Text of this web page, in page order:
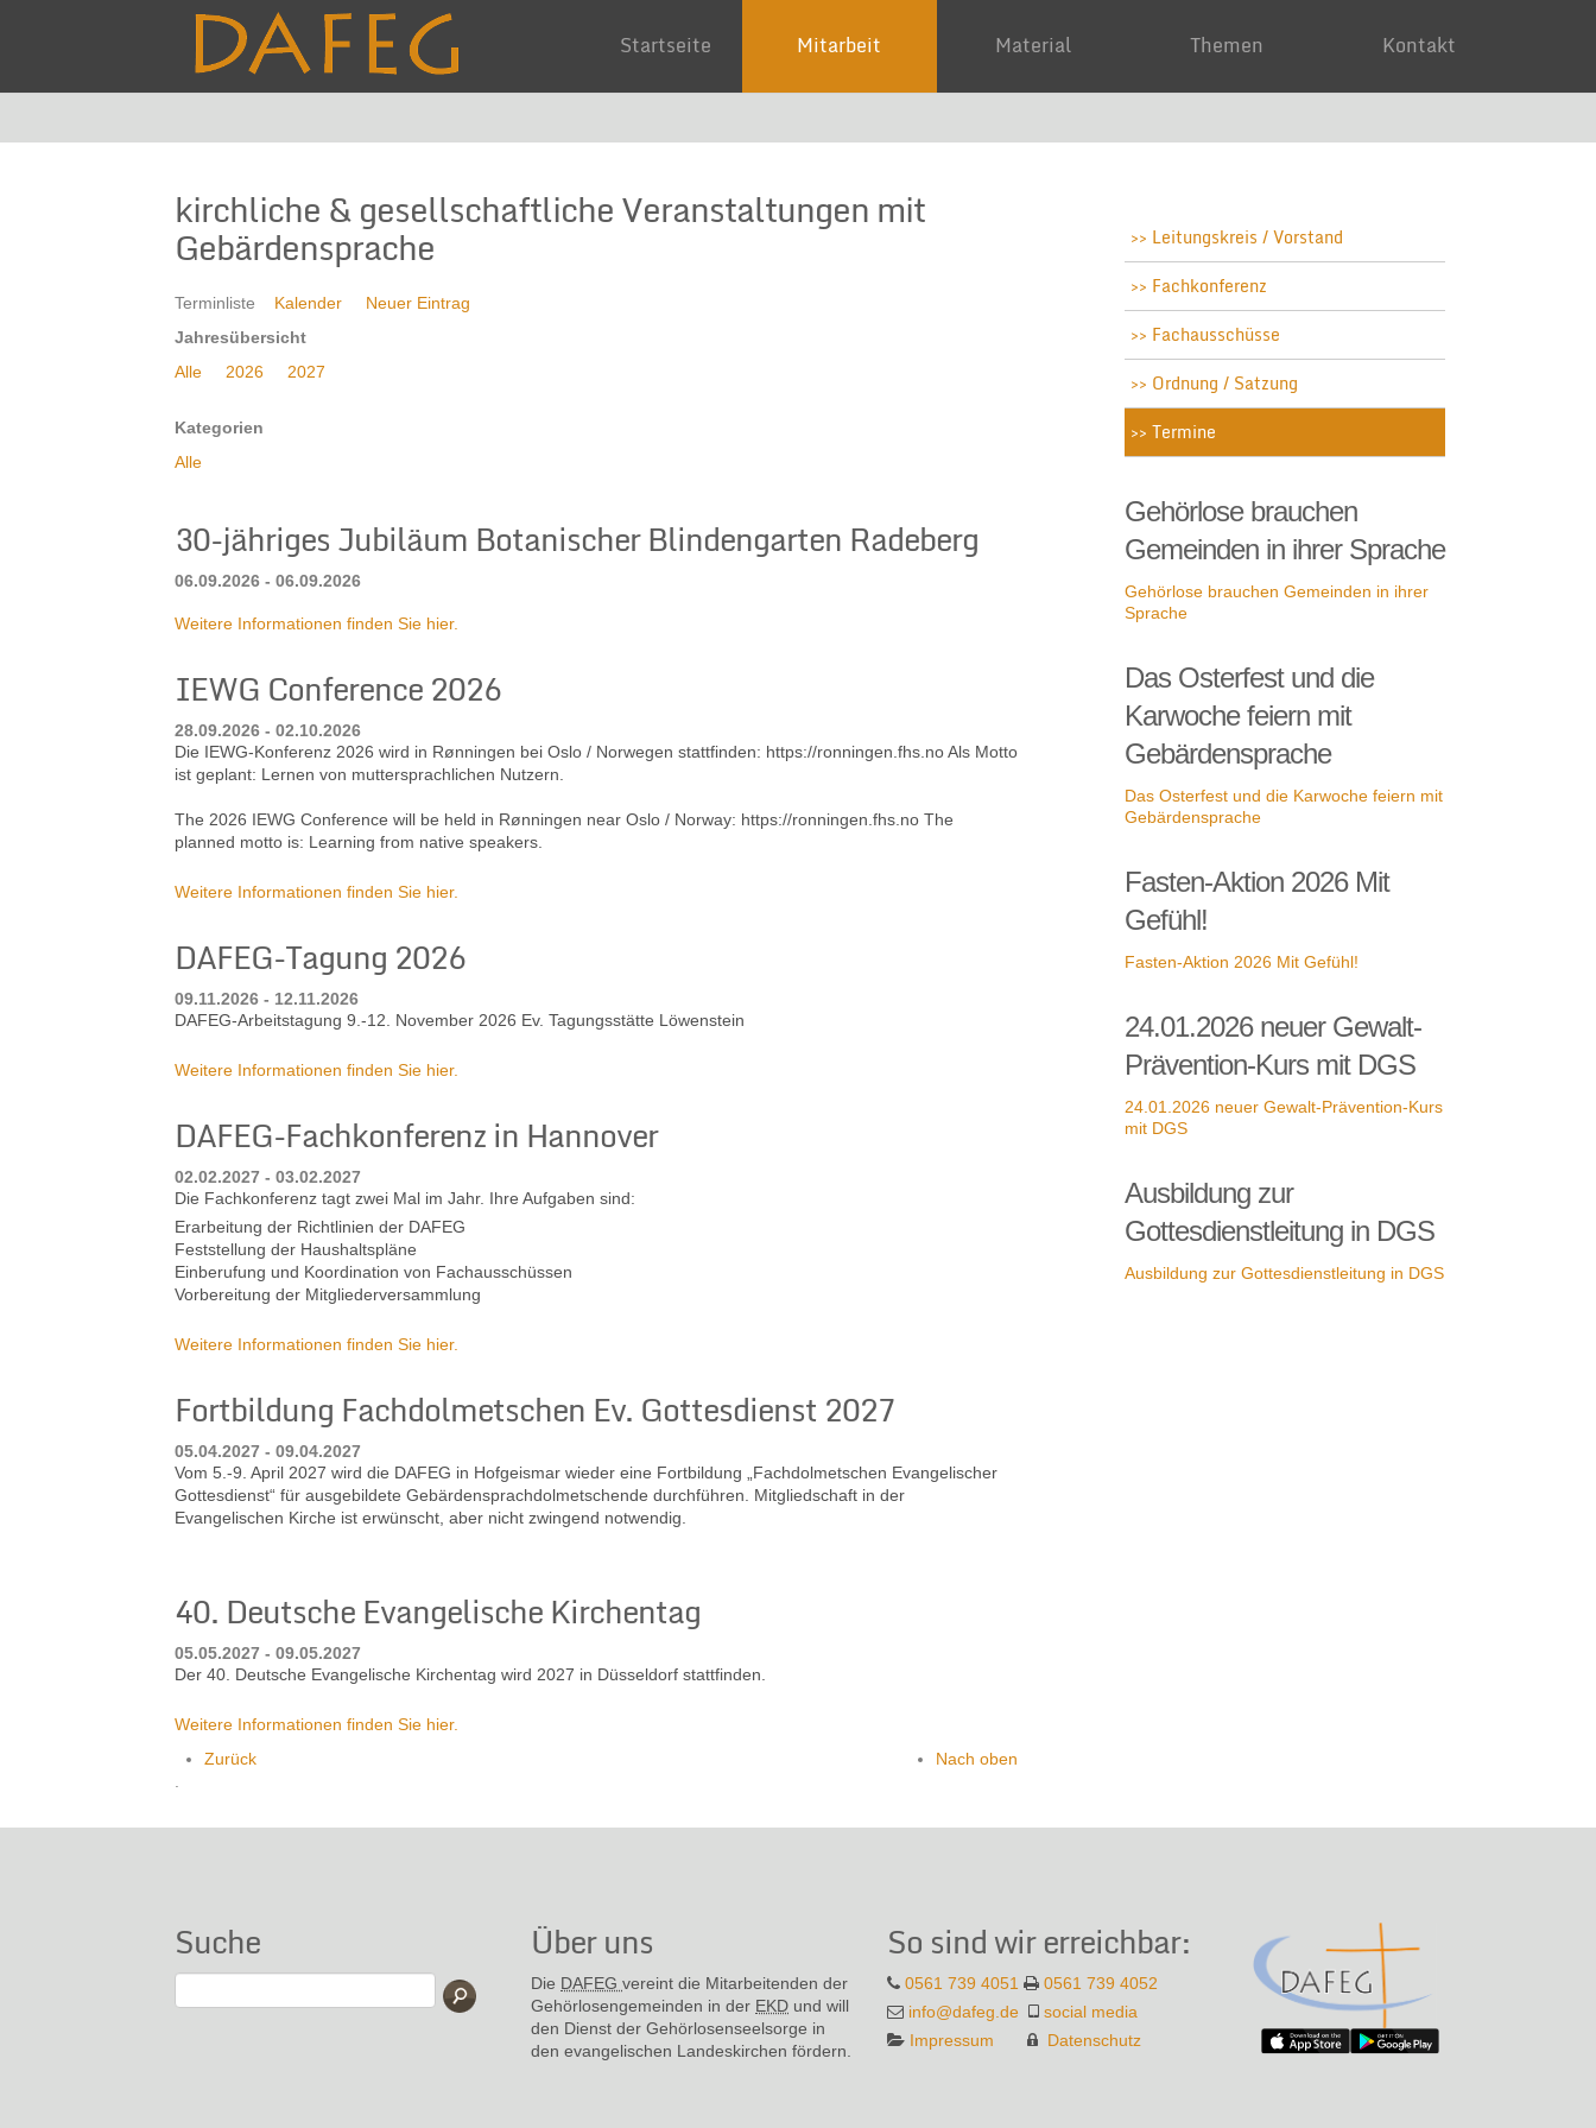
Startseite Mitarbeit Material Themen Kontakt
kirchliche & gesellschaftliche Veranstaltungen mit
Gebärdensprache
Terminliste Kalender
Neuer Eintrag
Jahresübersicht
Alle
2026 2027
Kategorien
Alle
30-jähriges Jubiläum Botanischer Blindengarten Radeberg
06.09.2026 - 06.09.2026
Weitere Informationen finden Sie hier.
IEWG Conference 2026
28.09.2026 - 02.10.2026
Die IEWG-Konferenz 2026 wird in Rønningen bei Oslo / Norwegen stattfinden: https://ronningen.fhs.no Als Motto
ist geplant: Lernen von muttersprachlichen Nutzern.
The 2026 IEWG Conference will be held in Rønningen near Oslo / Norway: https://ronningen.fhs.no The
planned motto is: Learning from native speakers.
Weitere Informationen finden Sie hier.
DAFEG-Tagung 2026
09.11.2026 - 12.11.2026
DAFEG-Arbeitstagung 9.-12. November 2026 Ev. Tagungsstätte Löwenstein
Weitere Informationen finden Sie hier.
DAFEG-Fachkonferenz in Hannover
02.02.2027 - 03.02.2027
Die Fachkonferenz tagt zwei Mal im Jahr. Ihre Aufgaben sind:
Erarbeitung der Richtlinien der DAFEG
Feststellung der Haushaltspläne
Einberufung und Koordination von Fachausschüssen
Vorbereitung der Mitgliederversammlung
Weitere Informationen finden Sie hier.
Fortbildung Fachdolmetschen Ev. Gottesdienst 2027
05.04.2027 - 09.04.2027
Vom 5.-9. April 2027 wird die DAFEG in Hofgeismar wieder eine Fortbildung „Fachdolmetschen Evangelischer
Gottesdienst“ für ausgebildete Gebärdensprachdolmetschende durchführen. Mitgliedschaft in der
Evangelischen Kirche ist erwünscht, aber nicht zwingend notwendig.
40. Deutsche Evangelische Kirchentag
05.05.2027 - 09.05.2027
Der 40. Deutsche Evangelische Kirchentag wird 2027 in Düsseldorf stattfinden.
Weitere Informationen finden Sie hier.
Zurück
Nach oben
Leitungskreis / Vorstand
Fachkonferenz
Fachausschüsse
Ordnung / Satzung
Termine
Gehörlose brauchen
Gemeinden in ihrer Sprache
Gehörlose brauchen Gemeinden in ihrer
Sprache
Das Osterfest und die
Karwoche feiern mit
Gebärdensprache
Das Osterfest und die Karwoche feiern mit
Gebärdensprache
Fasten-Aktion 2026 Mit
Gefühl!
Fasten-Aktion 2026 Mit Gefühl!
24.01.2026 neuer Gewalt-
Prävention-Kurs mit DGS
24.01.2026 neuer Gewalt-Prävention-Kurs
mit DGS
Ausbildung zur
Gottesdienstleitung in DGS
Ausbildung zur Gottesdienstleitung in DGS
Suche Über uns
Die DAFEG vereint die Mitarbeitenden der
Gehör­losen­gemeinden in der EKD und will
den Dienst der Gehör­losen­seel­sorge in
den evange­lischen Landes­kirchen fördern.
So sind wir erreichbar:
0561 739 4051
0561 739 4052
info@dafeg.de
social media
Impressum
Datenschutz